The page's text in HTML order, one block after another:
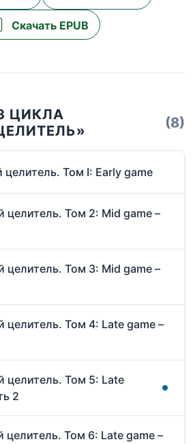
Скачать EPUB
ЦИКЛА
(8)
целитель. Том I: Early game
целитель. Том 2: Mid game –
целитель. Том 3: Mid game –
целитель. Том 4: Late game –
целитель. Том 5: Late
2
целитель. Том 6: Late game –